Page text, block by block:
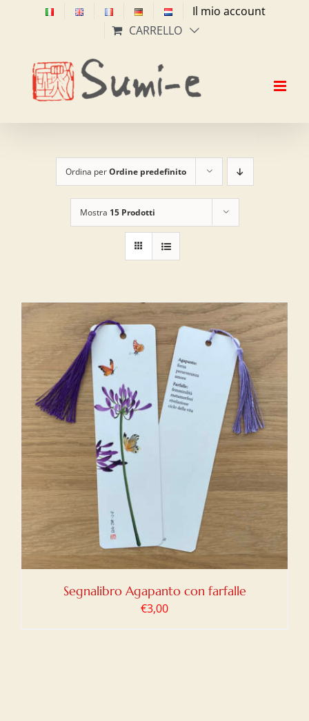
Il mio account
CARRELLO
Ordina perOrdine predefinito
Mostra 15 Prodotti
Segnalibro Agapanto con farfalle
€3,00